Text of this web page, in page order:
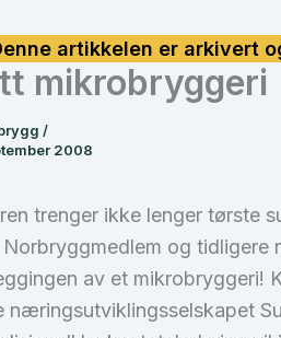
mikrobryggeri
/
2008
trenger ikke lenger tørste
og tidligere
av et mikrobryggeri!
næringsutviklingsselskapet